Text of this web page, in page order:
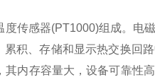
传感器(PT1000)组成。电
积、存储和显示热交换回
内存容量大，设备可靠性